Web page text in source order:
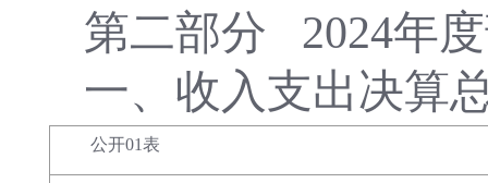
第二部分
2024年
一、收入支出决算
公开01表